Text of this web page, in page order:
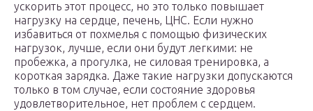
ускорить этот процесс, но это только повышает
нагрузку на сердце, печень, ЦНС. Если нужно
избавиться от похмелья с помощью физических
нагрузок, лучше, если они будут легкими: не
пробежка, а прогулка, не силовая тренировка, а
короткая зарядка. Даже такие нагрузки допускаются
только в том случае, если состояние здоровья
удовлетворительное, нет проблем с сердцем.